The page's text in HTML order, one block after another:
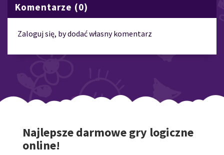
Komentarze (0)
Zaloguj się, by dodać własny komentarz
Najlepsze darmowe gry logiczne
online!